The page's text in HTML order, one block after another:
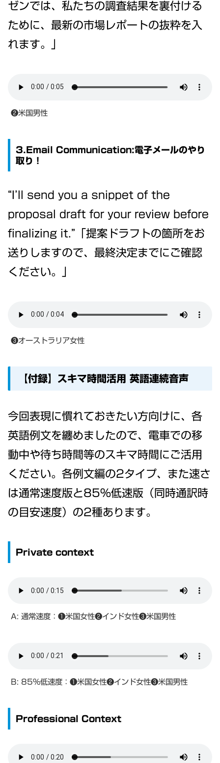
ゼンでは、私たちの調査結果を裏付ける
ために、最新の市場レポートの抜粋を入
れます。」
❷米国男性
3.Email Communication:電子メールのやり
取り！
“I’ll send you a snippet of the
proposal draft for your review before
finalizing it.”「提案ドラフトの箇所をお
送りしますので、最終決定までにご確認
ください。」
❸オーストラリア女性
【付録】スキマ時間活用 英語連続音声
今回表現に慣れておきたい方向けに、各
英語例文を纏めましたので、電車での移
動中や待ち時間等のスキマ時間にご活用
ください。各例文編の2タイプ、また速さ
は通常速度版と85%低速版（同時通訳時
の目安速度）の2種あります。
Private context
A: 通常速度：❶米国女性❷インド女性❸米国男性
B: 85%低速度：❶米国女性❷インド女性❸米国男性
Professional Context